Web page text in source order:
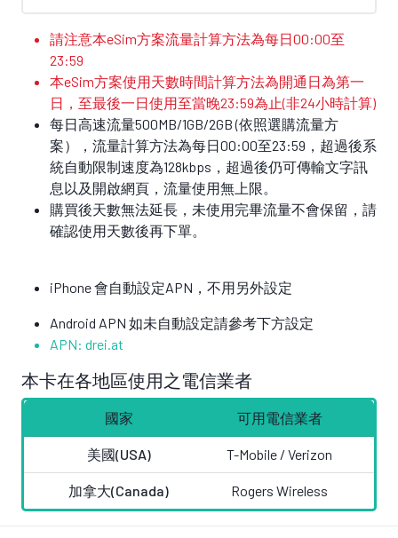
請注意本eSim方案流量計算方法為每日00:00至
23:59
本eSim方案使用天數時間計算方法為開通日為第一
日，至最後一日使用至當晚23:59為止(非24小時計算)
每日高速流量500MB/1GB/2GB (依照選購流量方
案），流量計算方法為每日00:00至23:59，超過後系
統自動限制速度為128kbps，超過後仍可傳輸文字訊
息以及開啟網頁，流量使用無上限。
購買後天數無法延長，未使用完畢流量不會保留，請
確認使用天數後再下單。
iPhone 會自動設定APN，不用另外設定
Android APN 如未自動設定請參考下方設定
APN: drei.at
本卡在各地區使用之電信業者
國家 可用電信業者
美國(USA) T-Mobile / Verizon
加拿大(Canada) Rogers Wireless